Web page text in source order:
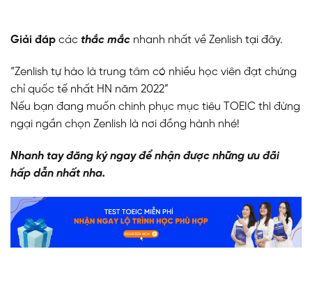
Giải đáp các thắc mắc nhanh nhất về Zenlish tại đây.
“Zenlish tự hào là trung tâm có nhiều học viên đạt chứng
chỉ quốc tế nhất HN năm 2022”
Nếu bạn đang muốn chinh phục mục tiêu TOEIC thì đừng
ngại ngần chọn Zenlish là nơi đồng hành nhé!
Nhanh tay đăng ký ngay để nhận được những ưu đãi
hấp dẫn nhất nha.